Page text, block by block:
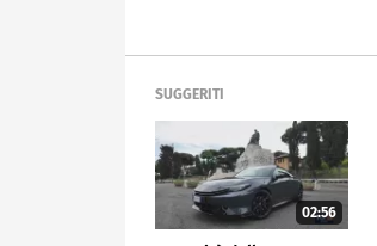
SUGGERITI
02:56